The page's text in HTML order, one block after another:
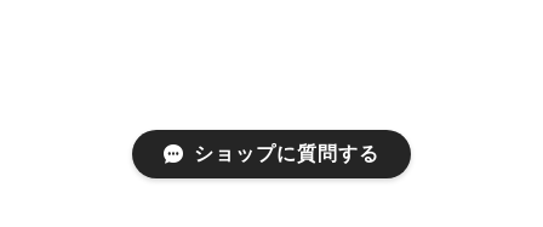
ショップに質問する